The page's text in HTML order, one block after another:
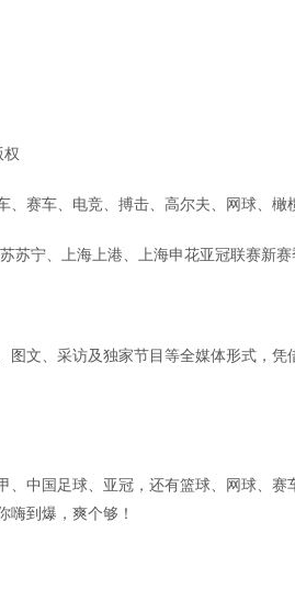
权
、赛车、电竞、搏击、高尔夫、网球、
苏宁、上海上港、上海申花亚冠联赛新赛
图文、采访及独家节目等全媒体形式，
、中国足球、亚冠，还有篮球、网球、
嗨到爆，爽个够！